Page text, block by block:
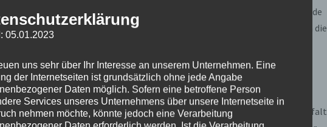
Verleihung des Gütesiegels lobte Klaus Jung das Engagement der Gemeinde
gute Verhältnis zu seinen Nachbarn. „Die Gemeinde informiert uns, wenn die
Streuobstwiesen den Hof aufgeben und die Flächen verpachten wollen. So
mehrere Streuobstwiesen pachten und somit erhalten können.
des NABU Kaiserstuhl, verwies auf die Notwendigkeit der
„Kein Lebensraum in Baden-Württemberg weist eine derartige Artenvielfalt
05.01.2023
uns sehr über Ihr Interesse an unserem Unternehmen. Eine
der Internetseiten ist grundsätzlich ohne jede Angabe
Daten möglich. Sofern eine betroffene Person
Services unseres Unternehmens über unsere Internetseite in
nehmen möchte, könnte jedoch eine Verarbeitung